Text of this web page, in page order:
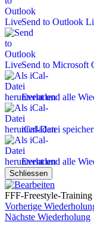
Send to Outlook
Send to Microsoft
Event und alle
iCal-Datei
Event und alle
Schliessen
FFF-Freestyle-Training
Vorherige
Nächste Wiederholung